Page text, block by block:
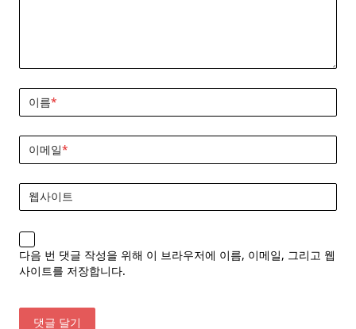
이름*
이메일*
웹사이트
다음 번 댓글 작성을 위해 이 브라우저에 이름, 이메일, 그리고 웹
사이트를 저장합니다.